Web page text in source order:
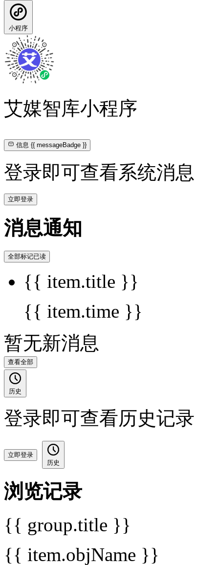
小程序
艾媒智库小程序
信息{{ messageBadge }}
登录即可查看系统消息
立即登录
消息通知
全部标记已读
{{ item.title }}
{{ item.time }}
暂无新消息
查看全部
历史
登录即可查看历史记录
立即登录
历史
浏览记录
{{ group.title }}
{{ item.objName }}